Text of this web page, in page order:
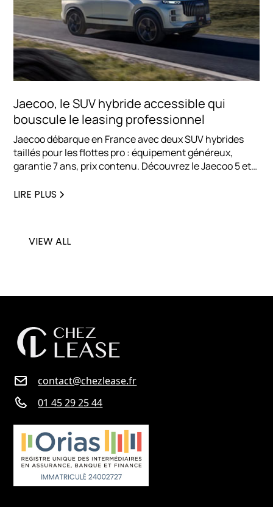
Jaecoo, le SUV hybride accessible qui
bouscule le leasing professionnel
Jaecoo débarque en France avec deux SUV hybrides
taillés pour les flottes pro : équipement généreux,
garantie 7 ans, prix contenu. Découvrez le Jaecoo 5 et
entreprises en LLD.
LIRE PLUS
VIEW ALL
contact@chezlease.fr
01 45 29 25 44